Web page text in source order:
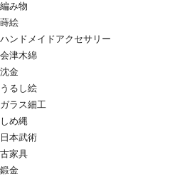
編み物
蒔絵
ハンドメイドアクセサリー
会津木綿
沈金
うるし絵
ガラス細工
しめ縄
日本武術
古家具
鍛金